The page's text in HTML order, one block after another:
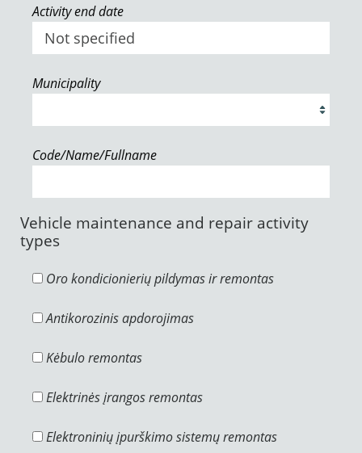
Activity end date
Municipality
Code/Name/Fullname
Vehicle maintenance and repair activity
types
Oro kondicionierių pildymas ir remontas
Antikorozinis apdorojimas
Kėbulo remontas
Elektrinės įrangos remontas
Elektroninių įpurškimo sistemų remontas